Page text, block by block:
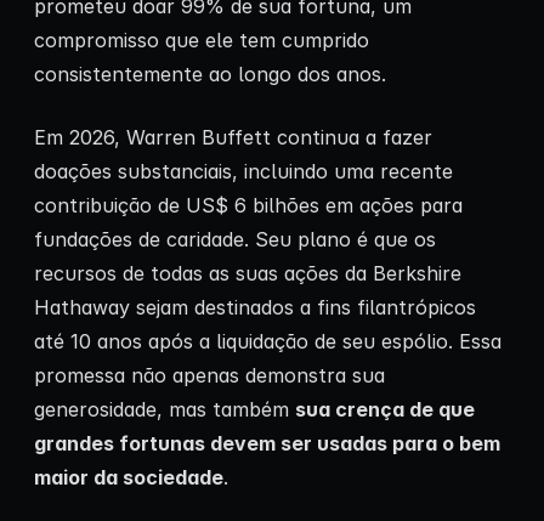
prometeu doar 99% de sua fortuna, um
compromisso que ele tem cumprido
consistentemente ao longo dos anos.
Em 2026, Warren Buffett continua a fazer
doações substanciais, incluindo uma recente
contribuição de US$ 6 bilhões em ações para
fundações de caridade. Seu plano é que os
recursos de todas as suas ações da Berkshire
Hathaway sejam destinados a fins filantrópicos
até 10 anos após a liquidação de seu espólio. Essa
promessa não apenas demonstra sua
generosidade, mas também sua crença de que
grandes fortunas devem ser usadas para o bem
maior da sociedade.